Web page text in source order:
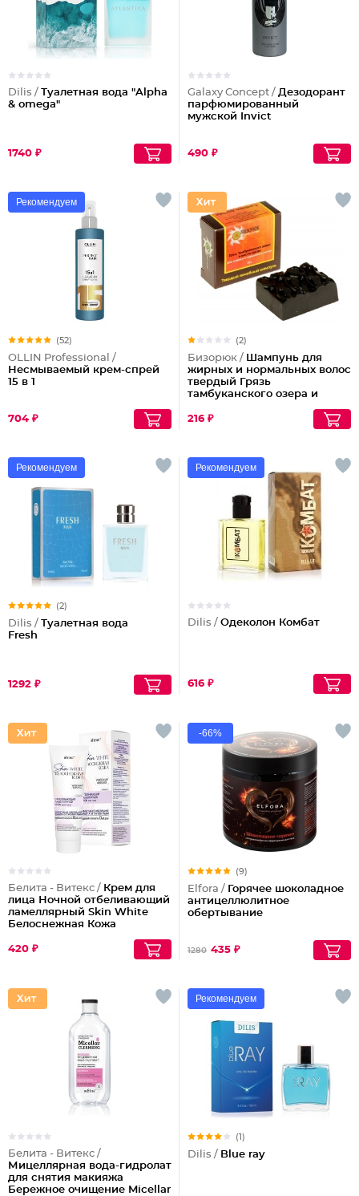
Dilis / Туалетная вода "Alpha
& omega"
1740 ₽
Galaxy Concept / Дезодорант
парфюмированный
мужской Invict
490 ₽
Рекомендуем
(52)
OLLIN Professional /
Несмываемый крем-спрей
15 в 1
704 ₽
(2)
Бизорюк / Шампунь для
жирных и нормальных волос
твердый Грязь
тамбуканского озера и
216 ₽
Рекомендуем
(2)
Dilis / Туалетная вода
Fresh
1292 ₽
Рекомендуем
Dilis / Одеколон Комбат
616 ₽
Белита - Витекс / Крем для
лица Ночной отбеливающий
ламеллярный Skin White
Белоснежная Кожа
420 ₽
-66%
(9)
Elfora / Горячее шоколадное
антицеллюлитное
обертывание
1280 435 ₽
Белита - Витекс /
Мицеллярная вода-гидролат
для снятия макияжа
Бережное очищение Micellar
Рекомендуем
(1)
Dilis / Blue ray